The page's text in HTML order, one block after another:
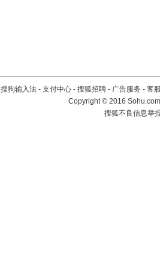
搜狗输入法 - 支付中心 - 搜狐招聘 - 广告服务 - 客
Copyright©2016
搜狐不良信息举